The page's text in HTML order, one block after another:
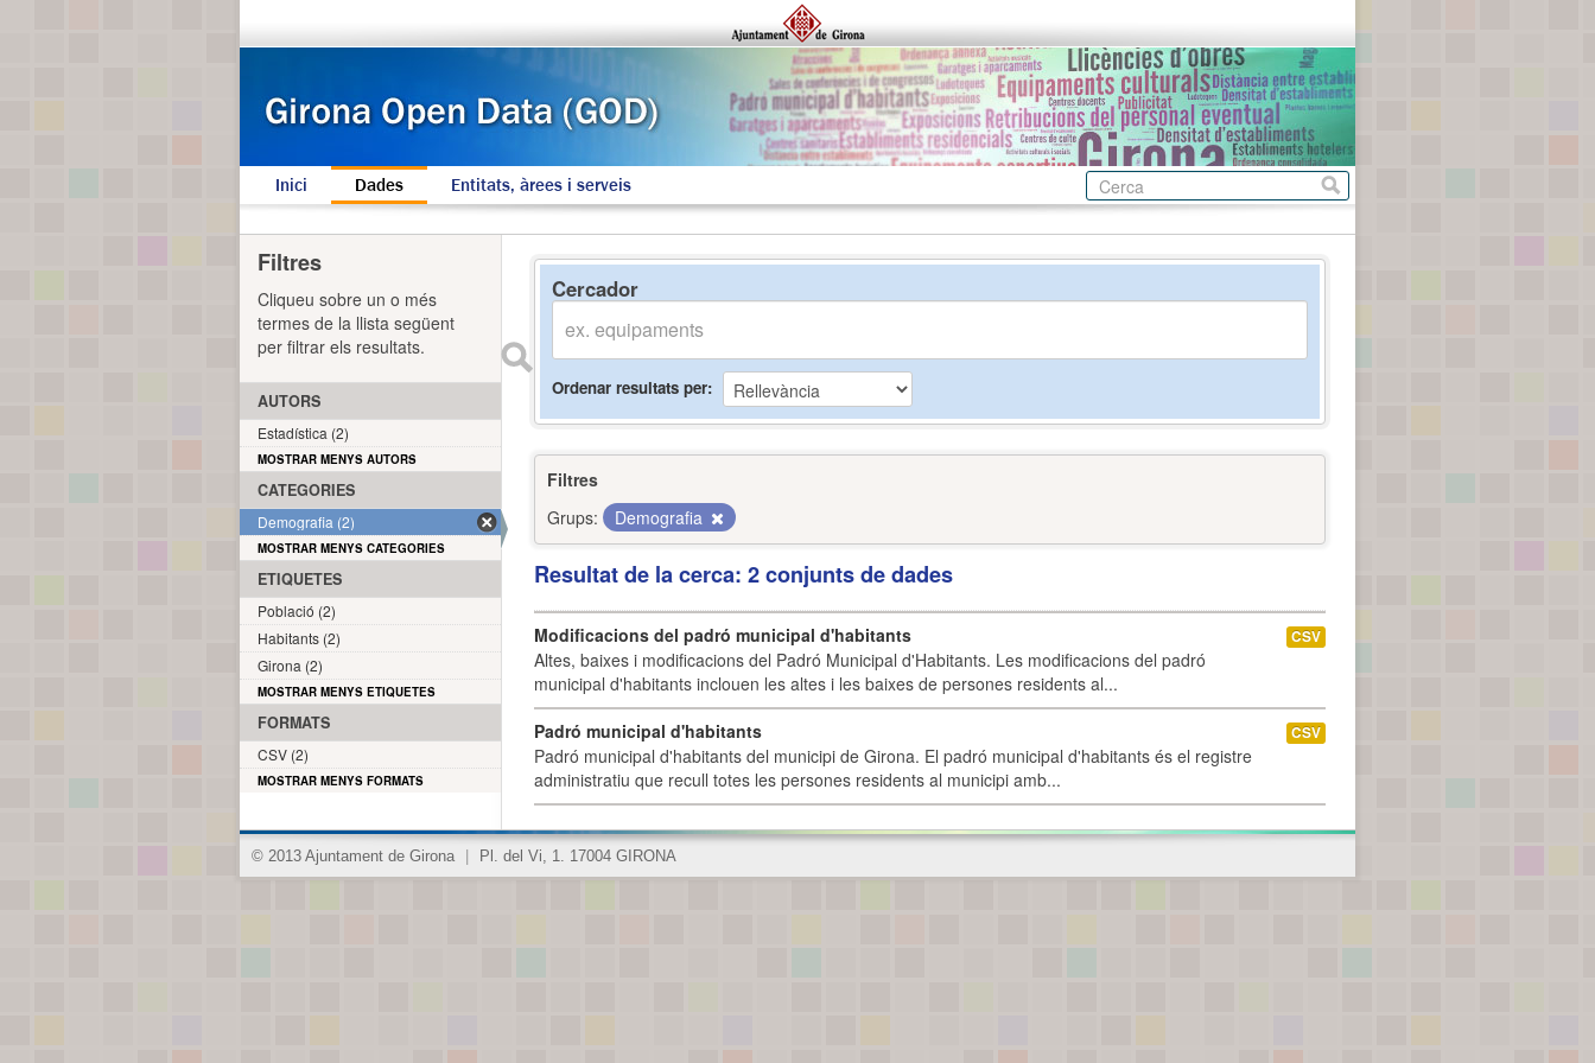
Inici Dades Entitats, àrees i serveis
Cercador
Ordenar resultats per
Filtres
Grups:
Demografia
Resultat de la cerca: 2 conjunts de dades
Modificacions del padró municipal d'habitants
Altes, baixes i modificacions del Padró Municipal d'Habitants. Les modificacions del padró
municipal d'habitants inclouen les altes i les baixes de persones residents al...
CSV
Padró municipal d'habitants
Padró municipal d'habitants del municipi de Girona. El padró municipal d'habitants és el registre
administratiu que recull totes les persones residents al municipi amb...
CSV
Filtres
Cliqueu sobre un o més
termes de la llista següent
per filtrar els resultats.
AUTORS
Estadística (2)
MOSTRAR MENYS AUTORS
CATEGORIES
Demografia (2)
MOSTRAR MENYS CATEGORIES
ETIQUETES
Població (2)
Habitants (2)
Girona (2)
MOSTRAR MENYS ETIQUETES
FORMATS
CSV (2)
MOSTRAR MENYS FORMATS
© 2013 Ajuntament de Girona Pl. del Vi, 1. 17004 GIRONA